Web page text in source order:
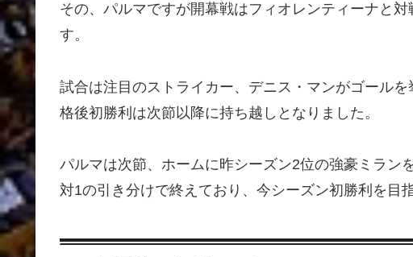
その、パルマですが開幕戦はフィオレンティーナと
す。
試合は注目のストライカー、デニス・マンがゴール
格後初勝利は次節以降に持ち越しとなりました。
パルマは次節、ホームに昨シーズン2位の強豪ミラン
対1の引き分けで終えており、今シーズン初勝利を目